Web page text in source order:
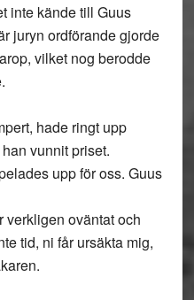
inte kände till Guus
juryn ordförande gjorde
vilket nog berodde
hade ringt upp
vunnit priset.
upp för oss. Guus
verkligen oväntat och
tid, ni får ursäkta mig,